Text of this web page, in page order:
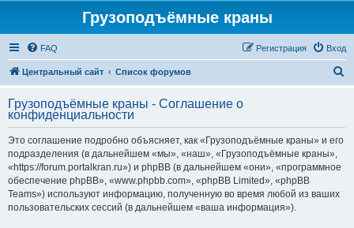
Грузоподъёмные краны
FAQ Вход
Регистрация
Центральный сайт Список форумов
с
Грузоподъёмные краны - Соглашение о
конфиденциальности
Это соглашение подробно объясняет, как «Грузоподъёмные краны» и его
подразделения (в дальнейшем «мы», «наш», «Грузоподъёмные краны»,
«https://forum.portalkran.ru») и phpBB (в дальнейшем «они», «программное
обеспечение phpBB», «www.phpbb.com», «phpBB Limited», «phpBB
Teams») используют информацию, полученную во время любой из ваших
пользовательских сессий (в дальнейшем «ваша информация»).